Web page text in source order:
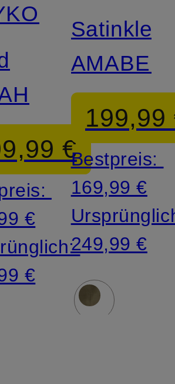
€
€
€
Satinkleid
AMABEL
199,99
Bestpreis:
169,99 €
249,99 €